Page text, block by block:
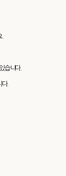
.
습니다.
다.